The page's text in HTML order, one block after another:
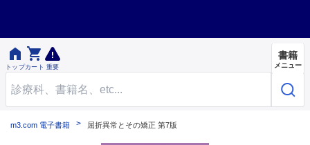

トップ

カート 重要
書籍
メニュー
m3.com 電子書籍 屈折異常とその矯正 第7版